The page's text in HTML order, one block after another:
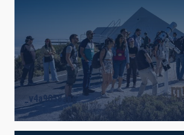
_v4a9058.jpg